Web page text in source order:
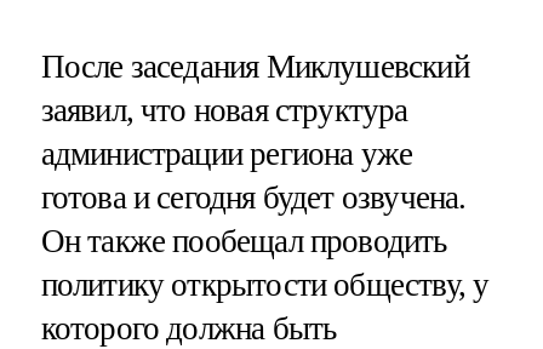
После заседания Миклушевский
заявил, что новая структура
администрации региона уже
готова и сегодня будет озвучена.
Он также пообещал проводить
политику открытости обществу, у
которого должна быть